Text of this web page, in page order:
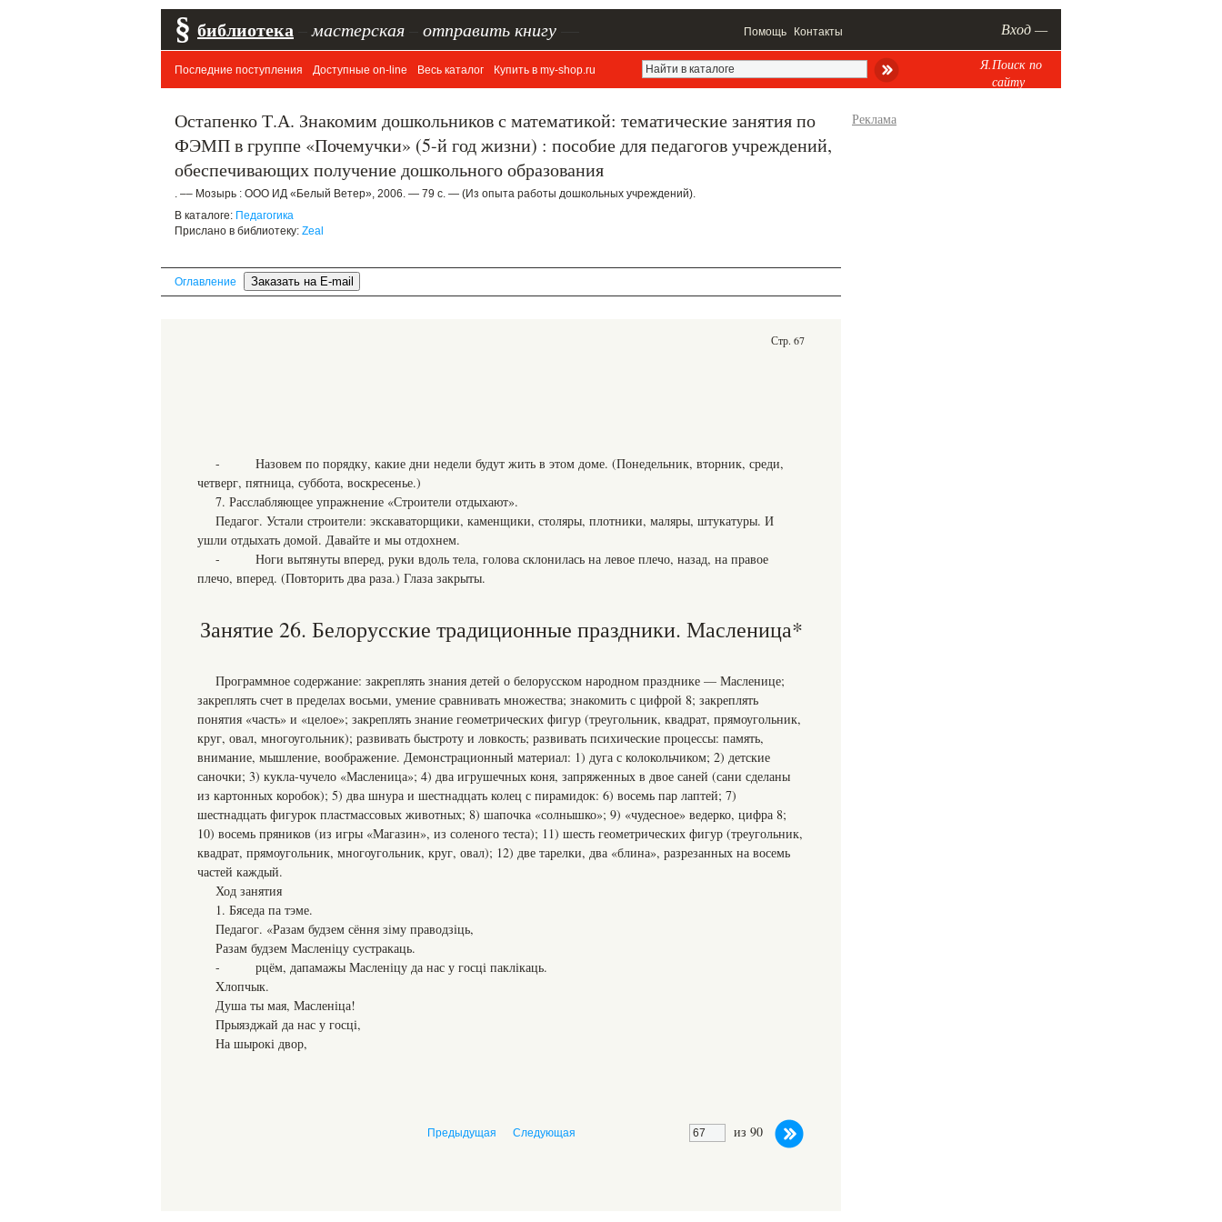
§ библиотека мастерская отправить книгу Помощь Контакты Вход —
Последние поступления Доступные on-line Весь каталог Купить в my-shop.ru
Я.Поиск по
сайту
Остапенко Т.А. Знакомим дошкольников с математикой: тематические занятия по
ФЭМП в группе «Почемучки» (5-й год жизни) : пособие для педагогов учреждений,
обеспечивающих получение дошкольного образования
. –– Мозырь : ООО ИД «Белый Ветер», 2006. — 79 c. — (Из опыта работы дошкольных учреждений).
В каталоге: Педагогика
Прислано в библиотеку: Zeal
Оглавление
Стр. 67
- Назовем по порядку, какие дни недели будут жить в этом доме. (Понедельник, вторник, среди,
четверг, пятница, суббота, воскресенье.)
7. Расслабляющее упражнение «Строители отдыхают».
Педагог. Устали строители: экскаваторщики, каменщики, столяры, плотники, маляры, штукатуры. И
ушли отдыхать домой. Давайте и мы отдохнем.
- Ноги вытянуты вперед, руки вдоль тела, голова склонилась на левое плечо, назад, на правое
плечо, вперед. (Повторить два раза.) Глаза закрыты.
Занятие 26. Белорусские традиционные праздники. Масленица*
Программное содержание: закреплять знания детей о белорусском народном празднике — Масленице;
закреплять счет в пределах восьми, умение сравнивать множества; знакомить с цифрой 8; закреплять
понятия «часть» и «целое»; закреплять знание геометрических фигур (треугольник, квадрат, прямоугольник,
круг, овал, многоугольник); развивать быстроту и ловкость; развивать психические процессы: память,
внимание, мышление, воображение. Демонстрационный материал: 1) дуга с колокольчиком; 2) детские
саночки; 3) кукла-чучело «Масленица»; 4) два игрушечных коня, запряженных в двое саней (сани сделаны
из картонных коробок); 5) два шнура и шестнадцать колец с пирамидок: 6) восемь пар лаптей; 7)
шестнадцать фигурок пластмассовых животных; 8) шапочка «солнышко»; 9) «чудесное» ведерко, цифра 8;
10) восемь пряников (из игры «Магазин», из соленого теста); 11) шесть геометрических фигур (треугольник,
квадрат, прямоугольник, многоугольник, круг, овал); 12) две тарелки, два «блина», разрезанных на восемь
частей каждый.
Ход занятия
1. Бяседа па тэме.
Педагог. «Разам будзем сёння зіму праводзіць,
Разам будзем Масленіцу сустракаць.
- рцём, дапамажы Масленіцу да нас у госці паклікаць.
Xлопчык.
Душа ты мая, Масленіца!
Прыязджай да нас у госці,
На шырокі двор,
из 90
Предыдущая Следующая
Реклама